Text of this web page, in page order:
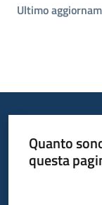
Ultimo
Quanto
questa